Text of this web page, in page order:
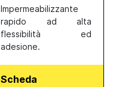
Impermeabilizzante
rapido ad alta
flessibilità ed
adesione.
Scheda